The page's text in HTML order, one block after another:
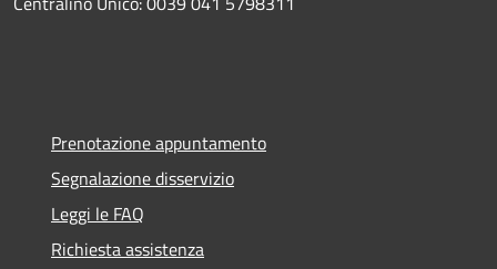
Prenotazione appuntamento
Segnalazione disservizio
Leggi le FAQ
Richiesta assistenza